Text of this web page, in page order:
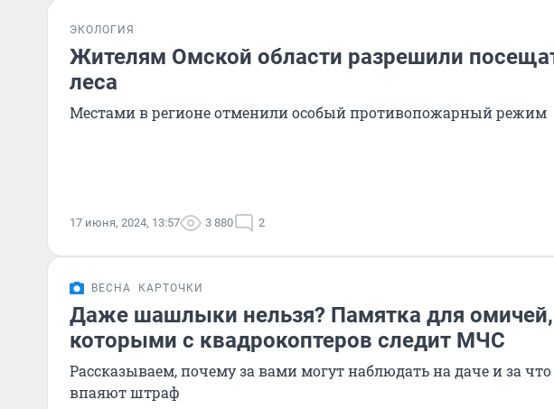
ЭКОЛОГИЯ
Жителям Омской области разрешили
леса
Местами в регионе отменили особый противопожарный режим
17 июня, 2024, 13:57 3 880 2
ВЕСНА КАРТОЧКИ
Даже шашлыки нельзя? Памятка для омичей,
которыми с квадрокоптеров следит МЧС
Рассказываем, почему за вами могут наблюдать на даче и за что
впаяют штраф